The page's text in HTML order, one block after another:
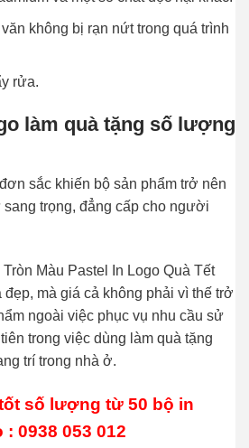
không bị rạn nứt trong quá trình
rửa.
làm quà tặng số lượng
sắc khiến bộ sản phẩm trở nên
trọng, đẳng cấp cho người
Màu Pastel In Logo Quà Tết
mà giá cả không phải vì thế trở
ngoài việc phục vụ nhu cầu sử
trong việc dùng làm quà tặng
trí trong nhà ở.
số lượng từ 50 bộ in
0938 053 012